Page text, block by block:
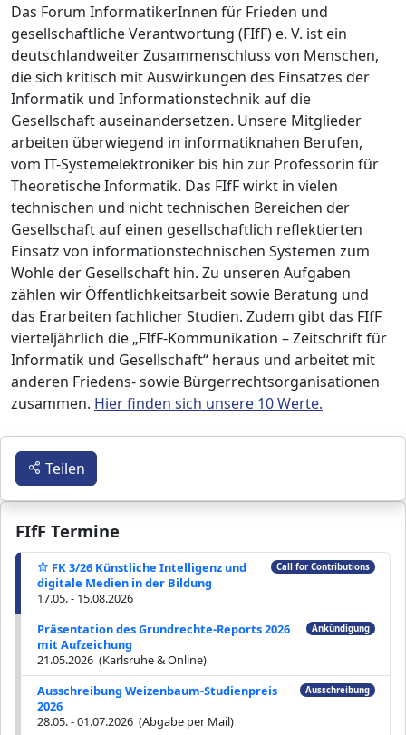
Das Forum InformatikerInnen für Frieden und
gesellschaftliche Verantwortung (FIfF) e. V. ist ein
deutschlandweiter Zusammenschluss von Menschen,
die sich kritisch mit Auswirkungen des Einsatzes der
Informatik und Informationstechnik auf die
Gesellschaft auseinandersetzen. Unsere Mitglieder
arbeiten überwiegend in informatiknahen Berufen,
vom IT-Systemelektroniker bis hin zur Professorin für
Theoretische Informatik. Das FIfF wirkt in vielen
technischen und nicht technischen Bereichen der
Gesellschaft auf einen gesellschaftlich reflektierten
Einsatz von informationstechnischen Systemen zum
Wohle der Gesellschaft hin. Zu unseren Aufgaben
zählen wir Öffentlichkeitsarbeit sowie Beratung und
das Erarbeiten fachlicher Studien. Zudem gibt das FIfF
vierteljährlich die „FIfF-Kommunikation – Zeitschrift für
Informatik und Gesellschaft“ heraus und arbeitet mit
anderen Friedens- sowie Bürgerrechtsorganisationen
zusammen. Hier finden sich unsere 10 Werte.
FIfF Termine
FK 3/26 Künstliche Intelligenz und
digitale Medien in der Bildung
17.05. - 15.08.2026
Call for Contributions
Präsentation des Grundrechte-Reports 2026
mit Aufzeichung
21.05.2026 (Karlsruhe & Online)
Ankündigung
Ausschreibung Weizenbaum-Studienpreis
2026
28.05. - 01.07.2026 (Abgabe per Mail)
Ausschreibung
Teilen